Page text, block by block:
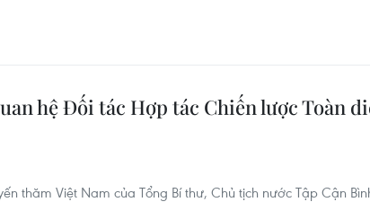
hệ Đối tác Hợp tác Chiến lược Toàn
thăm Việt Nam của Tổng Bí thư, Chủ tịch nước Tập Cận